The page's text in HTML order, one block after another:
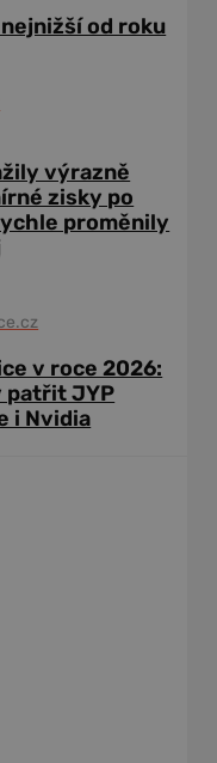
od roku
výrazně
zisky po
proměnily
v roce 2026:
patřit JYP
i Nvidia